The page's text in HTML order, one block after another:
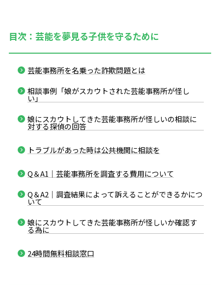
目次：芸能を夢見る子供を守るために
芸能事務所を名乗った詐欺問題とは
相談事例「娘がスカウトされた芸能事務所が怪し
い」
娘にスカウトしてきた芸能事務所が怪しいの相談に
対する探偵の回答
トラブルがあった時は公共機関に相談を
Q＆A1｜芸能事務所を調査する費用について
Q＆A2｜調査結果によって訴えることができるかにつ
いて
娘にスカウトしてきた芸能事務所が怪しいか確認す
る為に
24時間無料相談窓口